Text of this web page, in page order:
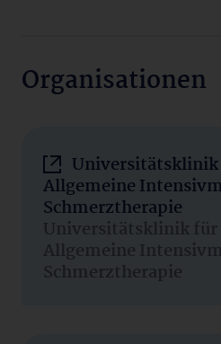
Organisationen
Universitätsklinik
Allgemeine
Schmerztherapie
Universitätsklinik für
Allgemeine
Schmerztherapie